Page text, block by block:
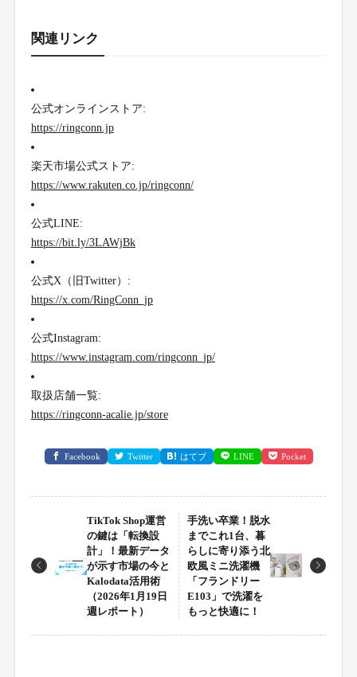
関連リンク
公式オンラインストア:
https://ringconn.jp
楽天市場公式ストア:
https://www.rakuten.co.jp/ringconn/
公式LINE:
https://bit.ly/3LAWjBk
公式X（旧Twitter）:
https://x.com/RingConn_jp
公式Instagram:
https://www.instagram.com/ringconn_jp/
取扱店舗一覧:
https://ringconn-acalie.jp/store
Facebook Twitter はてブ LINE Pocket
TikTok Shop運営
の鍵は「転換設
計」！最新データ
が示す市場の今と
Kalodata活用術
（2026年1月19日
週レポート）
手洗い卒業！脱水
までこれ1台、暮
らしに寄り添う北
欧風ミニ洗濯機
「フランドリー
E103」で洗濯を
もっと快適に！